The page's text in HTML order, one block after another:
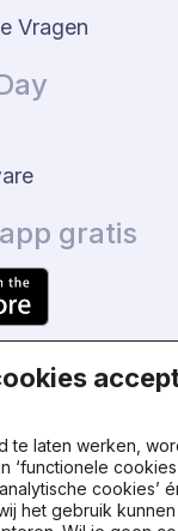
Vragen
gratis
Nederland
te laten werken,
‘functionele
cookies’
het gebruik kunnen